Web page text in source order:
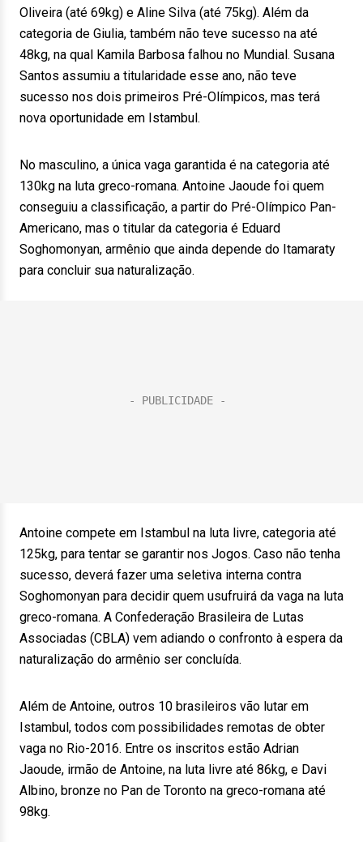
Oliveira (até 69kg) e Aline Silva (até 75kg). Além da
categoria de Giulia, também não teve sucesso na até
48kg, na qual Kamila Barbosa falhou no Mundial. Susana
Santos assumiu a titularidade esse ano, não teve
sucesso nos dois primeiros Pré-Olímpicos, mas terá
nova oportunidade em Istambul.
No masculino, a única vaga garantida é na categoria até
130kg na luta greco-romana. Antoine Jaoude foi quem
conseguiu a classificação, a partir do Pré-Olímpico Pan-
Americano, mas o titular da categoria é Eduard
Soghomonyan, armênio que ainda depende do Itamaraty
para concluir sua naturalização.
Antoine compete em Istambul na luta livre, categoria até
125kg, para tentar se garantir nos Jogos. Caso não tenha
sucesso, deverá fazer uma seletiva interna contra
Soghomonyan para decidir quem usufruirá da vaga na luta
greco-romana. A Confederação Brasileira de Lutas
Associadas (CBLA) vem adiando o confronto à espera da
naturalização do armênio ser concluída.
Além de Antoine, outros 10 brasileiros vão lutar em
Istambul, todos com possibilidades remotas de obter
vaga no Rio-2016. Entre os inscritos estão Adrian
Jaoude, irmão de Antoine, na luta livre até 86kg, e Davi
Albino, bronze no Pan de Toronto na greco-romana até
98kg.